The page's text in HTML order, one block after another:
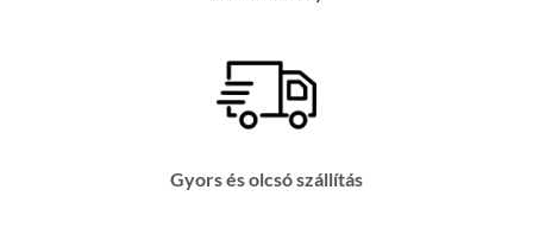
Gyors és olcsó szállítás